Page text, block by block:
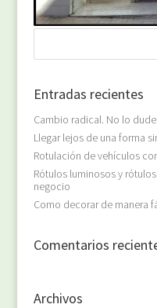
Entradas recientes
Cambio radical. No lo
Llegar lejos de una forma
Rotulación de vehículos
Rótulos luminosos y
negocio
Como decorar de manera
Comentarios
Archivos